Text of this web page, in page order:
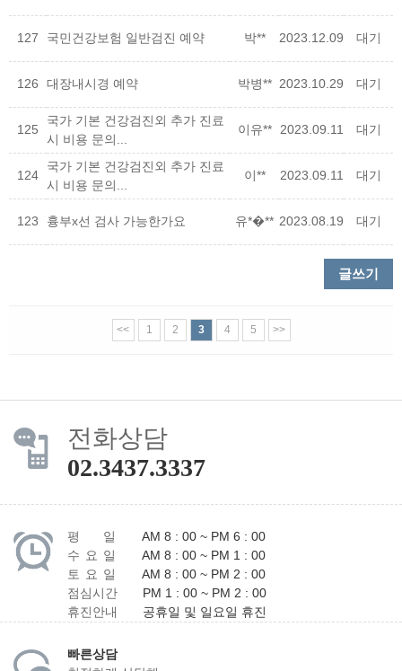
127 국민건강보험 일반검진 예약 박** 2023.12.09 대기
126 대장내시경 예약 박병** 2023.10.29 대기
125
국가 기본 건강검진외 추가 진료
시 비용 문의...
이유** 2023.09.11 대기
124
국가 기본 건강검진외 추가 진료
시 비용 문의...
이** 2023.09.11 대기
123 흉부x선 검사 가능한가요 유*�** 2023.08.19 대기
글쓰기
<< 1 2 3 4 5 >>
전화상담
02.3437.3337
평 일
AM 8 : 00 ~ PM 6 : 00
수 요 일
AM 8 : 00 ~ PM 1 : 00
토 요 일
AM 8 : 00 ~ PM 2 : 00
점심시간
PM 1 : 00 ~ PM 2 : 00
휴진안내
공휴일 및 일요일 휴진
빠른상담